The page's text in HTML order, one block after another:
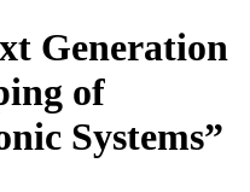
Generation
of
Systems”